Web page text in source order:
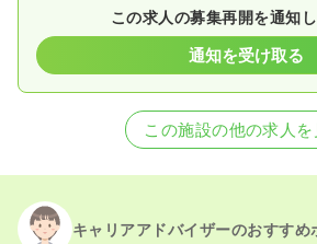
この求人の募集再開を通知
通知を受け取る
この施設の他の求人を
キャリアアドバイザーのおすすめ